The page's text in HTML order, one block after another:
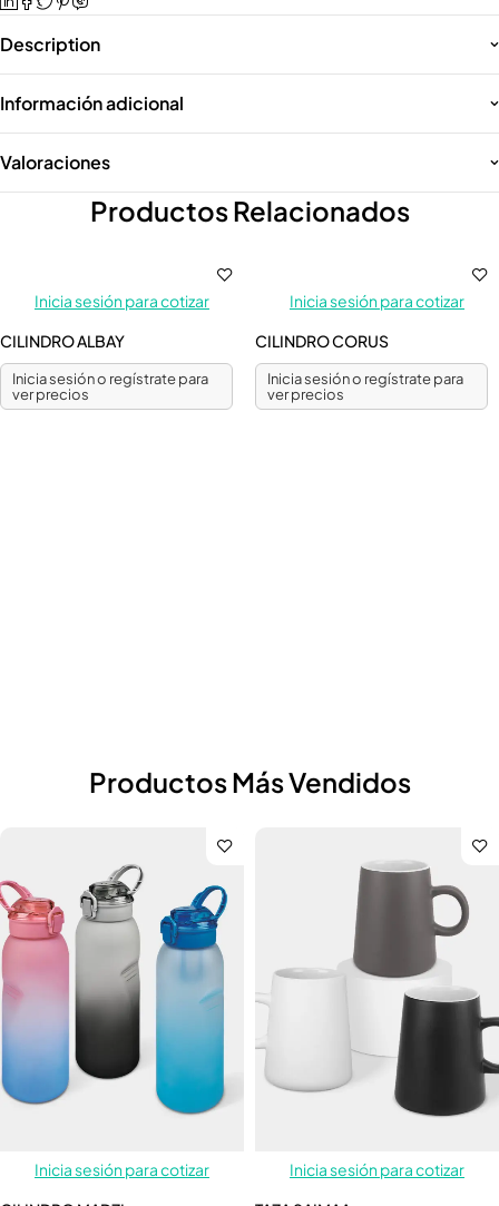
Description
Información adicional
Valoraciones
Productos Relacionados
Inicia sesión para cotizar
CILINDRO ALBAY
Inicia sesión o regístrate para
ver precios
Inicia sesión para cotizar
CILINDRO CORUS
Inicia sesión o regístrate para
ver precios
Productos Más Vendidos
Inicia sesión para cotizar
Inicia sesión para cotizar